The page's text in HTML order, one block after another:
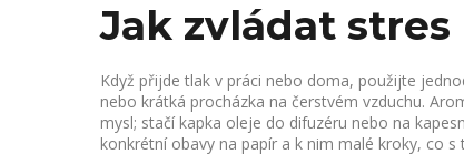
Jak zvládat
Když přijde tlak v práci nebo doma, použijte
nebo krátká procházka na čerstvém vzduchu.
mysl; stačí kapka oleje do difuzéru nebo na
konkrétní obavy na papír a k nim malé kroky, co